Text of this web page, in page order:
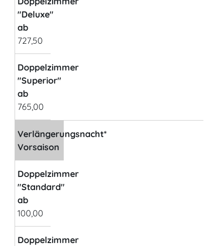
"Deluxe"
ab
727,50
Doppelzimmer
"Superior"
ab
765,00
Verlängerungsnacht*
Vorsaison
Doppelzimmer
"Standard"
ab
100,00
Doppelzimmer